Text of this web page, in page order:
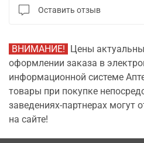
Оставить отзыв
ВНИМАНИЕ! Цены
оформлении заказа в
информационной системе
товары при покупке
заведениях-партнерах могут
на сайте!